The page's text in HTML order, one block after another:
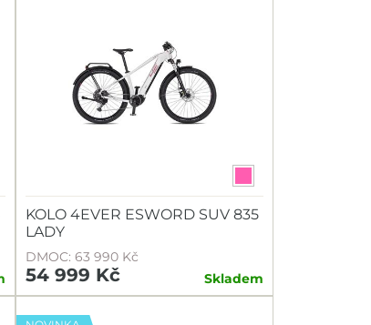
KOLO 4EVER ESWORD SUV 835
LADY
DMOC: 63 990 Kč
54 999 Kč Skladem